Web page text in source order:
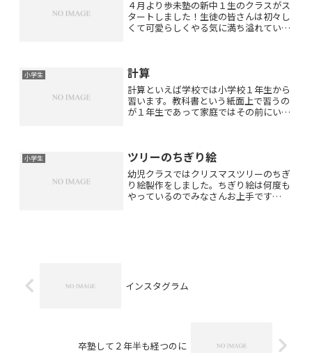
４月より歩未塾の新中１生のクラスがス
タートしました！生徒の皆さんは初々し
くて可愛らしくやる気に満ち溢れていら
しいものがありま...
小学生 計算
計算といえば学校では小学校１年生から
習います。教科書という紙面上で習うの
が１年生であって家庭ではその前にいろ
つ配るいくつかのキャンデ...
小学生 ツリーのちぎり絵
幼児クラスではクリスマスツリーのちぎ
り絵製作をしました。ちぎり絵は何度も
やっているのでみなさんお上手です
インスタグラム
卒塾して２年半も経つのに